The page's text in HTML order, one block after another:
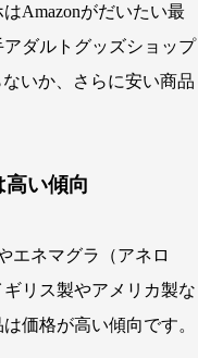
Amazonがだいたい最
ダルトグッズショップ
ないか、さらに安い商品
い傾向
エネマグラ（アネロ
リス製やアメリカ製な
価格が高い傾向です。